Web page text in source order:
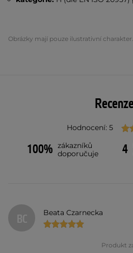
Obrázky mají pouze ilustrativní charakter.
Hodnocení: 5
100% zákazníků
doporučuje
4
BC Beata Czarnecka
Produkt